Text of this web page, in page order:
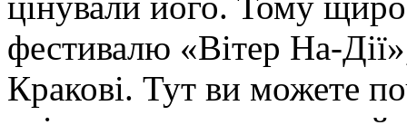
фестивалю «Вітер На-
Кракові. Тут ви можете